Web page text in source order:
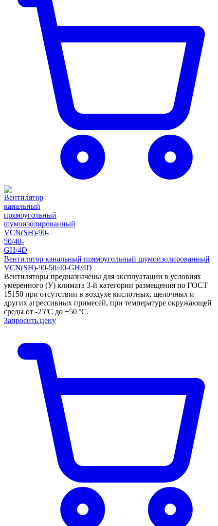
Вентилятор канальный прямоугольный шумоизолированный
VCN(SH)-90-50/40-GH/4D
Вентиляторы предназначены для эксплуатации в условиях
умеренного (У) климата 3-й категории размещения по ГОСТ
15150 при отсутствии в воздухе кислотных, щелочных и
других агрессивных примесей, при температуре окружающей
среды от -25ºС до +50 ºС.
Запросить цену